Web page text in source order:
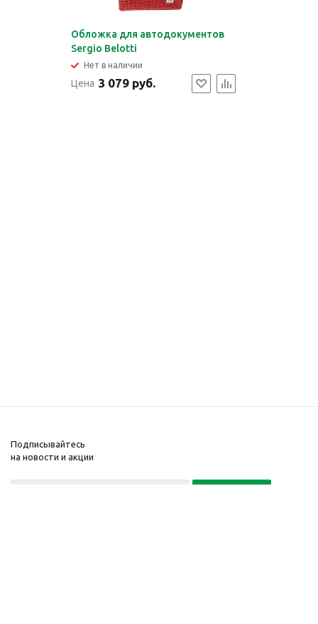
Обложка для автодокументов
Sergio Belotti
Нет в наличии
Цена 3 079 руб.
Подписывайтесь
на новости и акции